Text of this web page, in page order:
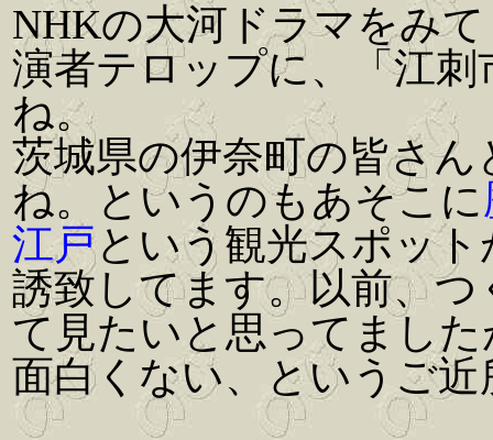
NHKの大河ドラマをみ
演者テロップに、「江
ね。
茨城県の伊奈町の皆さ
ね。というのもあそこに
江戸という観光スポッ
誘致してます。以前、
て見たいと思ってまし
面白くない、というご